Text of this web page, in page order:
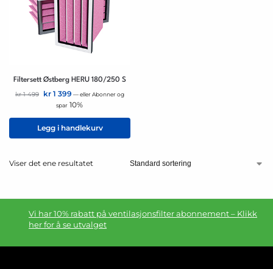
Filtersett Østberg HERU 180/250 S
kr1 499 kr 1 399 —eller Abonner og
spar 10%
Legg i handlekurv
Viser det ene resultatet
Vi har 10% rabatt på ventilasjonsfilter abonnement – Klikk
her for å se utvalget